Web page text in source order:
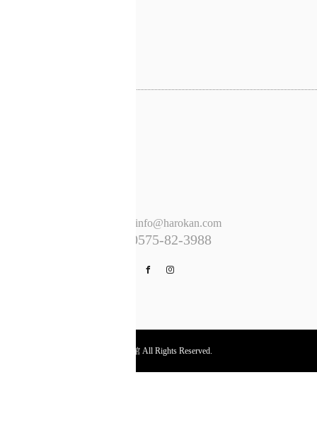
E-mail : info@harokan.com
0575-82-3988
Facebook
© 覇楼館 All Rights Reserved.